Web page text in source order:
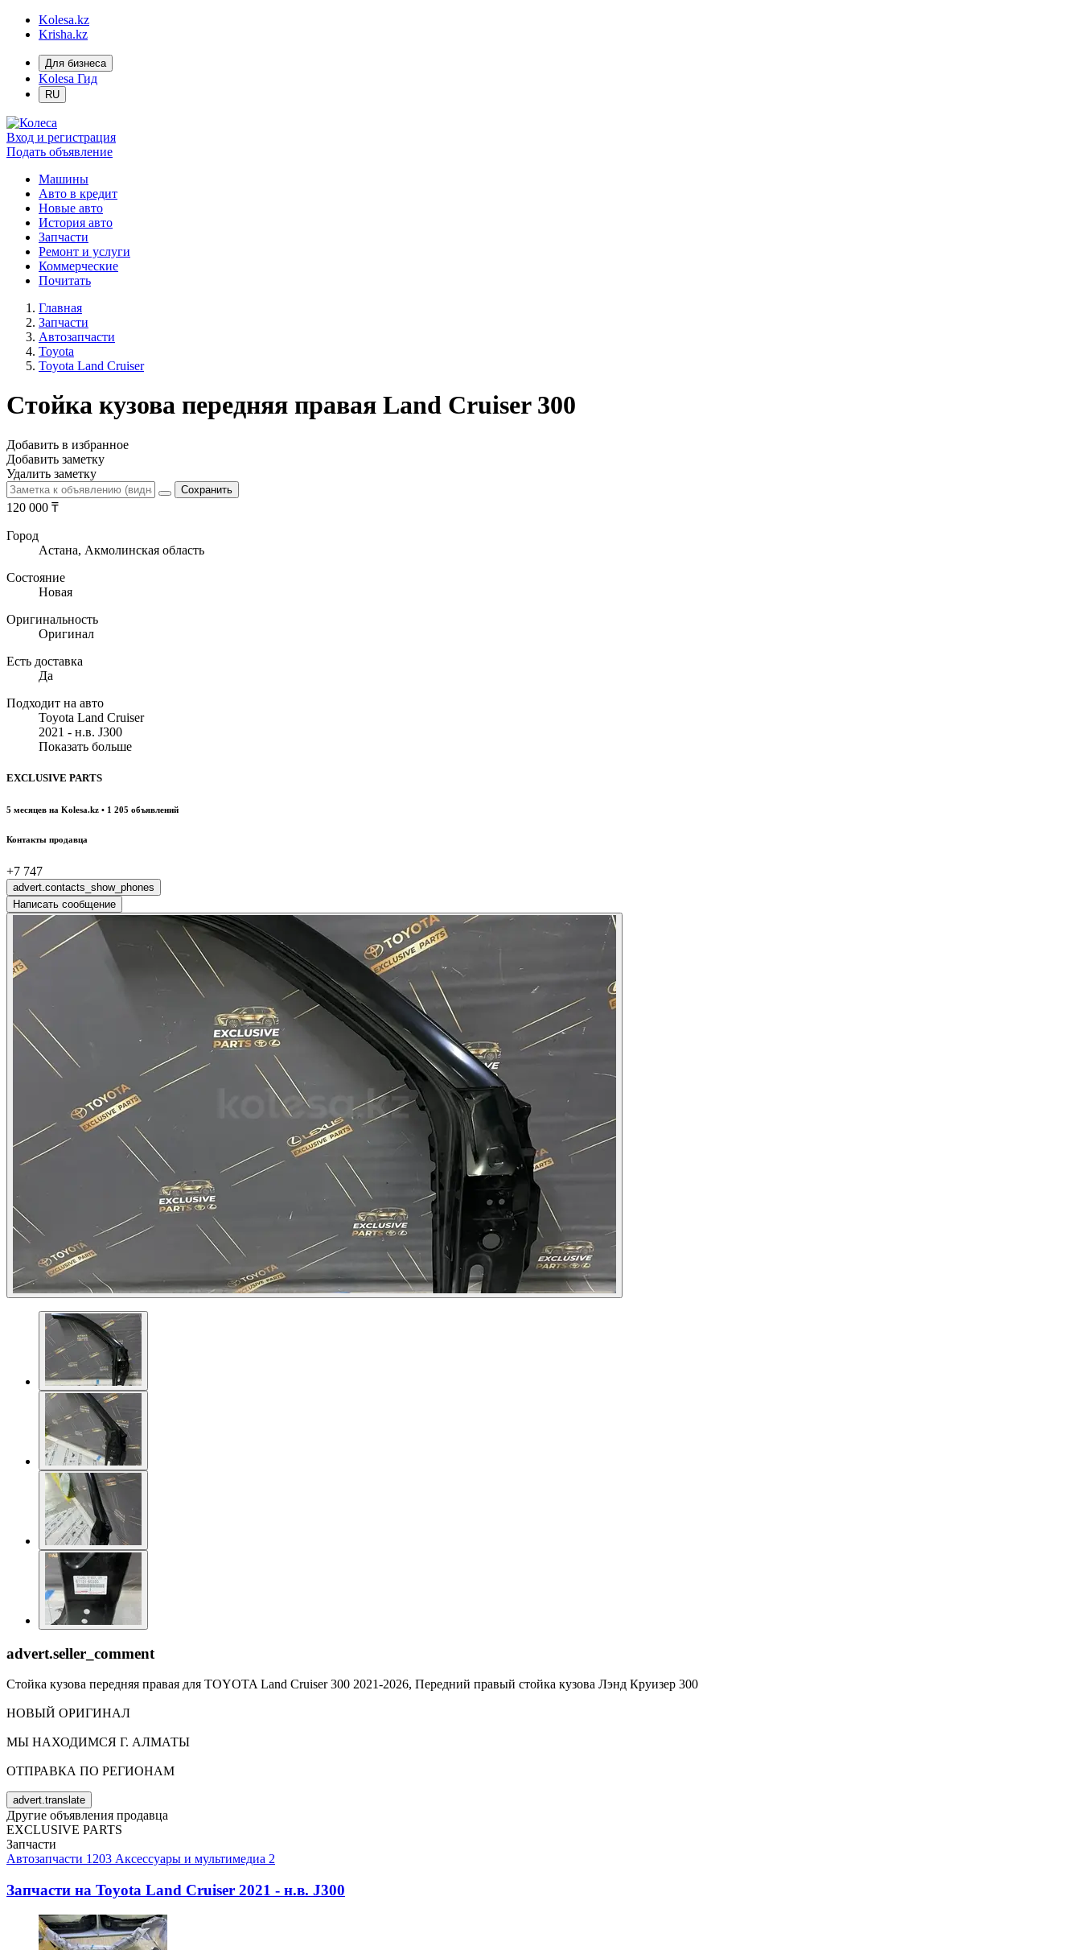
Kolesa.kz
Krisha.kz
Для бизнеса
Kolesa Гид
RU
Вход и регистрация
Подать объявление
Машины
Авто в кредит
Новые авто
История авто
Запчасти
Ремонт и услуги
Коммерческие
Почитать
Главная
Запчасти
Автозапчасти
Toyota
Toyota Land Cruiser
Стойка кузова передняя правая Land Cruiser 300
Добавить в избранное
Добавить заметку
Удалить заметку
120 000 ₸
Город
Астана, Акмолинская область
Состояние
Новая
Оригинальность
Оригинал
Есть доставка
Да
Подходит на авто
Toyota Land Cruiser
2021 - н.в. J300
Показать больше
EXCLUSIVE PARTS
5 месяцев на Kolesa.kz • 1 205 объявлений
Контакты продавца
+7 747
advert.contacts_show_phones
Написать сообщение
advert.seller_comment
Стойка кузова передняя правая для TOYOTA Land Cruiser 300 2021-2026, Передний правый стойка кузова Лэнд Круизер 300
НОВЫЙ ОРИГИНАЛ
МЫ НАХОДИМСЯ Г. АЛМАТЫ
ОТПРАВКА ПО РЕГИОНАМ
advert.translate
Другие объявления продавца
EXCLUSIVE PARTS
Запчасти
Автозапчасти 1203 Аксессуары и мультимедиа 2
Запчасти на Toyota Land Cruiser 2021 - н.в. J300